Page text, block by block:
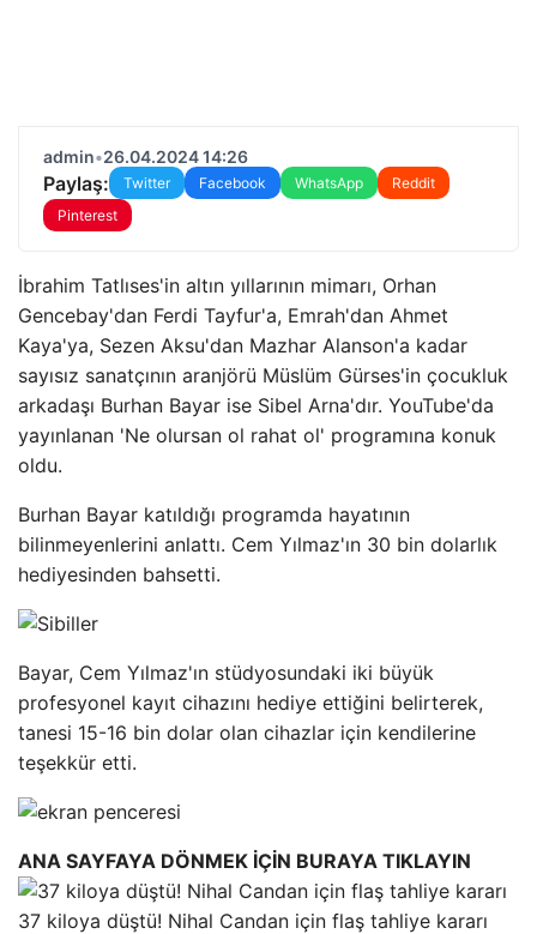
admin•26.04.2024 14:26
Paylaş: Twitter Facebook WhatsApp
Reddit
Pinterest
İbrahim Tatlıses'in altın yıllarının mimarı, Orhan
Gencebay'dan Ferdi Tayfur'a, Emrah'dan Ahmet
Kaya'ya, Sezen Aksu'dan Mazhar Alanson'a kadar
sayısız sanatçının aranjörü Müslüm Gürses'in çocukluk
arkadaşı Burhan Bayar ise Sibel Arna'dır. YouTube'da
yayınlanan 'Ne olursan ol rahat ol' programına konuk
oldu.
Burhan Bayar katıldığı programda hayatının
bilinmeyenlerini anlattı. Cem Yılmaz'ın 30 bin dolarlık
hediyesinden bahsetti.
Bayar, Cem Yılmaz'ın stüdyosundaki iki büyük
profesyonel kayıt cihazını hediye ettiğini belirterek,
tanesi 15-16 bin dolar olan cihazlar için kendilerine
teşekkür etti.
ANA SAYFAYA DÖNMEK İÇİN BURAYA TIKLAYIN
37 kiloya düştü! Nihal Candan için flaş tahliye kararı